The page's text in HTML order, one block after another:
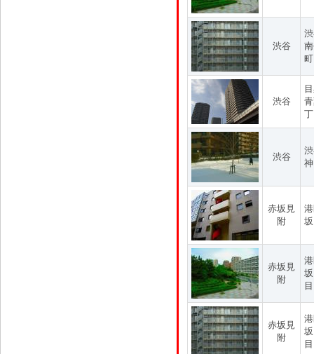
渋谷
渋谷
渋谷
赤坂見
附
赤坂見
附
目
赤坂見
附
目